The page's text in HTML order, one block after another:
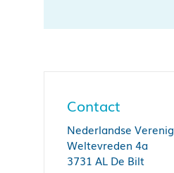
Contact
Nederlandse
Weltevreden 4a
3731 AL De Bilt